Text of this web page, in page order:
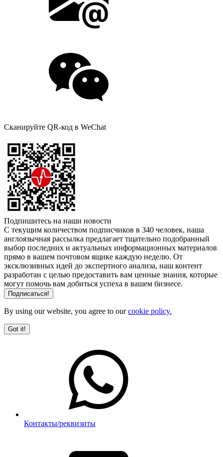
Сканируйте QR-код в WeChat
Подпишитесь на наши новости
С текущим количеством подписчиков в 340 человек, наша
англоязычная рассылка предлагает тщательно подобранный
выбор последних и актуальных информационных материалов
прямо в вашем почтовом ящике каждую неделю. От
эксклюзивных идей до экспертного анализа, наш контент
разработан с целью предоставить вам ценные знания, которые
могут помочь вам добиться успеха в вашем бизнесе.
By using our website, you agree to ourcookie policy.
Got it!
Контакты/реквизиты